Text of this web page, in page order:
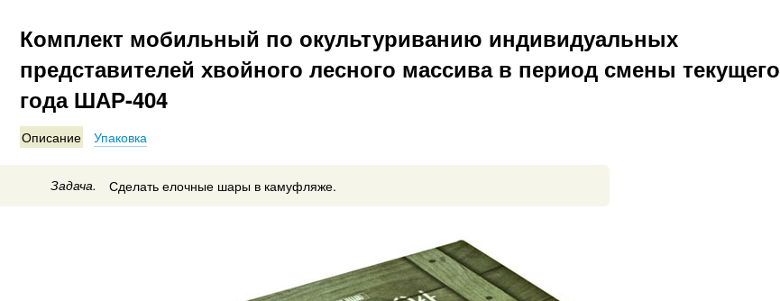
Комплект мобильный по окультуриванию индивидуальных
представителей хвойного лесного массива в период смены текущего
года ШАР-404
Описание Упаковка
Задача. Сделать елочные шары в камуфляже.